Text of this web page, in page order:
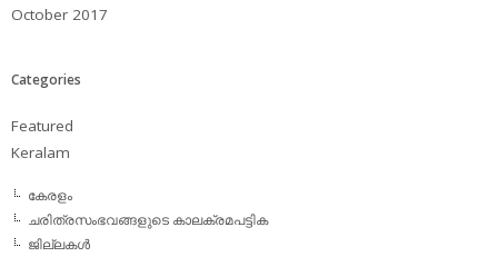
October 2017
Categories
Featured
Keralam
കേരളം
ചരിത്രസംഭവങ്ങളുടെ കാലക്രമപട്ടിക
ജില്ലകള്‍